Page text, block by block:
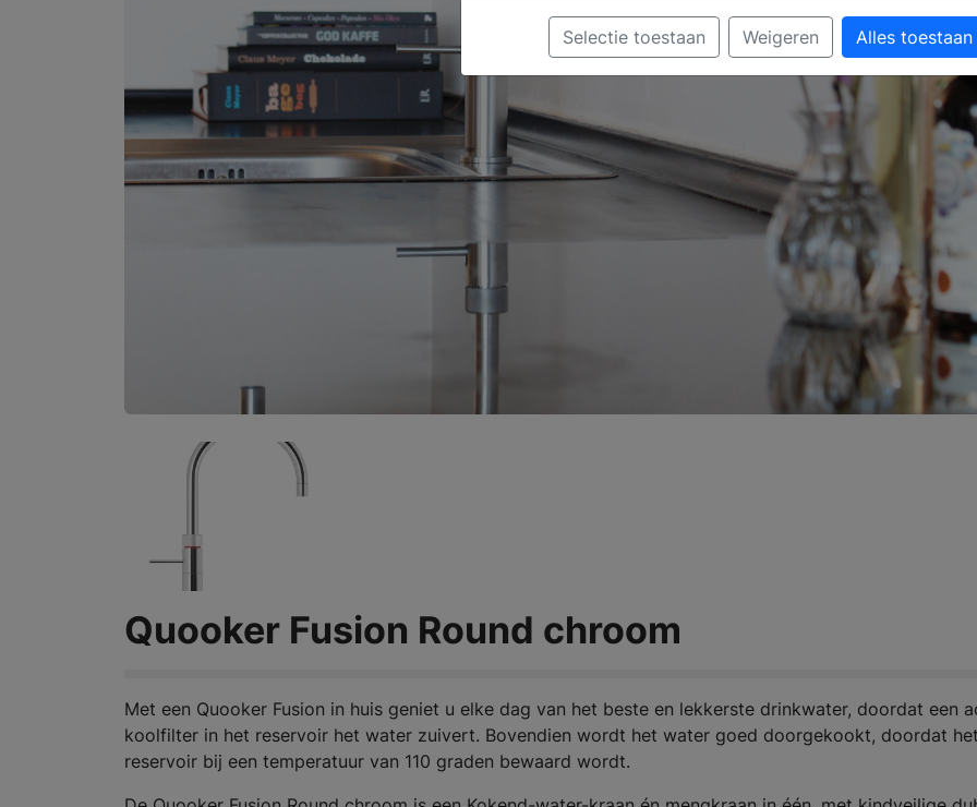
Quooker Fusion Round chroom
Met een Quooker Fusion in huis geniet u elke dag van het beste en lekkerste drinkwater, doordat een
koolfilter in het reservoir het water zuivert. Bovendien wordt het water goed doorgekookt, doordat
reservoir bij een temperatuur van 110 graden bewaard wordt.
Selectie toestaan Weigeren Alles toestaan